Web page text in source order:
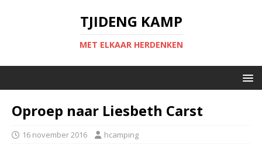
TJIDENG KAMP
MET ELKAAR HERDENKEN
Oproep naar Liesbeth Carst
16 november 2016 hcamping